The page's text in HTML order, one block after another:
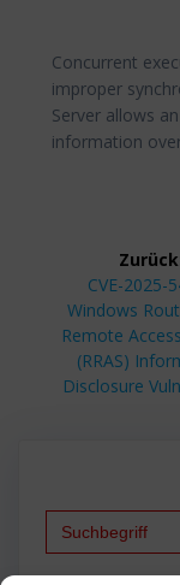
Concurrent
improper
Server allows
information
Vorheriger
Beitrag:
CVE-2025-
Windows
Remote
(RRAS)
Disclosure